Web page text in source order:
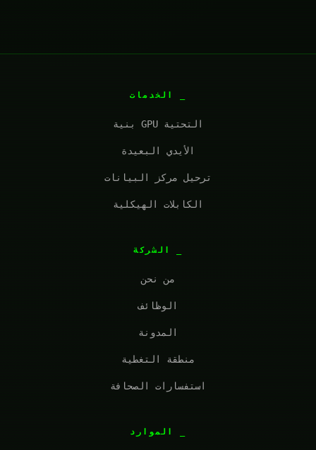
بنية GPU التحتية
الأيدي البعيدة
ترحيل مركز البيانات
الكابلات الهيكلية
من نحن
الوظائف
المدونة
منطقة التغطية
استفسارات الصحافة